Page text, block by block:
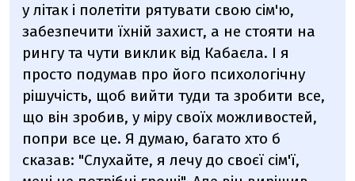
у літак і полетіти рятувати свою сім'ю,
забезпечити їхній захист, а не стояти на
рингу та чути виклик від Кабаєла. І я
просто подумав про його психологічну
рішучість, щоб вийти туди та зробити все,
що він зробив, у міру своїх можливостей,
попри все це. Я думаю, багато хто б
сказав: "Слухайте, я лечу до своєї сім'ї,